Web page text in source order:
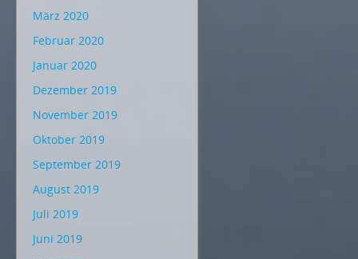
März 2020
Februar 2020
Januar 2020
Dezember 2019
November 2019
Oktober 2019
September 2019
August 2019
Juli 2019
Juni 2019